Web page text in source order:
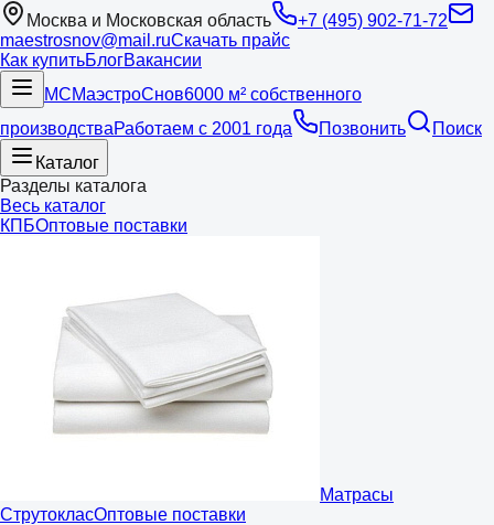
Москва и Московская область
+7 (495) 902-71-72
maestrosnov@mail.ruСкачать прайс
Как купитьБлогВакансии
МСМаэстроСнов6000 м² собственного
производстваРаботаем с 2001 года Позвонить
Поиск
Каталог
Разделы каталога
Весь каталог
КПБОптовые поставки
Матрасы
СтрутокласОптовые поставки